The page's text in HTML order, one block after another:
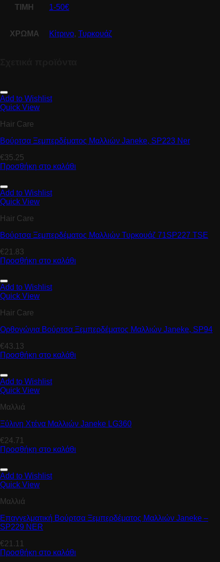
ΤΙΜΗ 1-50€
ΧΡΩΜΑ Κίτρινο, Τυρκουάζ
Add to Wishlist
Quick View
Hair Care
Βούρτσα Ξεμπερδέματος Μαλλιών Janeke, SP223 Ner
€35.25
Προσθήκη στο καλάθι
Add to Wishlist
Quick View
Hair Care
Βούρτσα Ξεμπερδέματος Μαλλιών Τυρκουάζ 71SP227 TSE
€21.83
Προσθήκη στο καλάθι
Add to Wishlist
Quick View
Hair Care
Ορθογώνια Βούρτσα Ξεμπερδέματος Μαλλιών Janeke, SP94
€43.13
Προσθήκη στο καλάθι
Add to Wishlist
Quick View
Μαλλιά
Ξύλινη Χτένα Μαλλιών Janeke LG360
€24.71
Προσθήκη στο καλάθι
Add to Wishlist
Quick View
Μαλλιά
Επαγγελματική Βούρτσα Ξεμπερδέματος Μαλλιών Janeke –
SP229 NER
€21.11
Προσθήκη στο καλάθι